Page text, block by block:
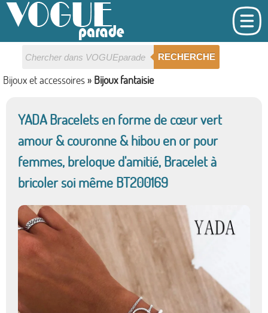
RECHERCHE
Bijoux et accessoires » Bijoux fantaisie
YADA Bracelets en forme de cœur vert
amour & couronne & hibou en or pour
femmes, breloque d'amitié, Bracelet à
bricoler soi même BT200169